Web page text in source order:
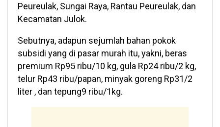
Peureulak, Sungai Raya, Rantau Peureulak, dan
Kecamatan Julok.
Sebutnya, adapun sejumlah bahan pokok
subsidi yang di pasar murah itu, yakni, beras
premium Rp95 ribu/10 kg, gula Rp24 ribu/2 kg,
telur Rp43 ribu/papan, minyak goreng Rp31/2
liter , dan tepung9 ribu/1kg.